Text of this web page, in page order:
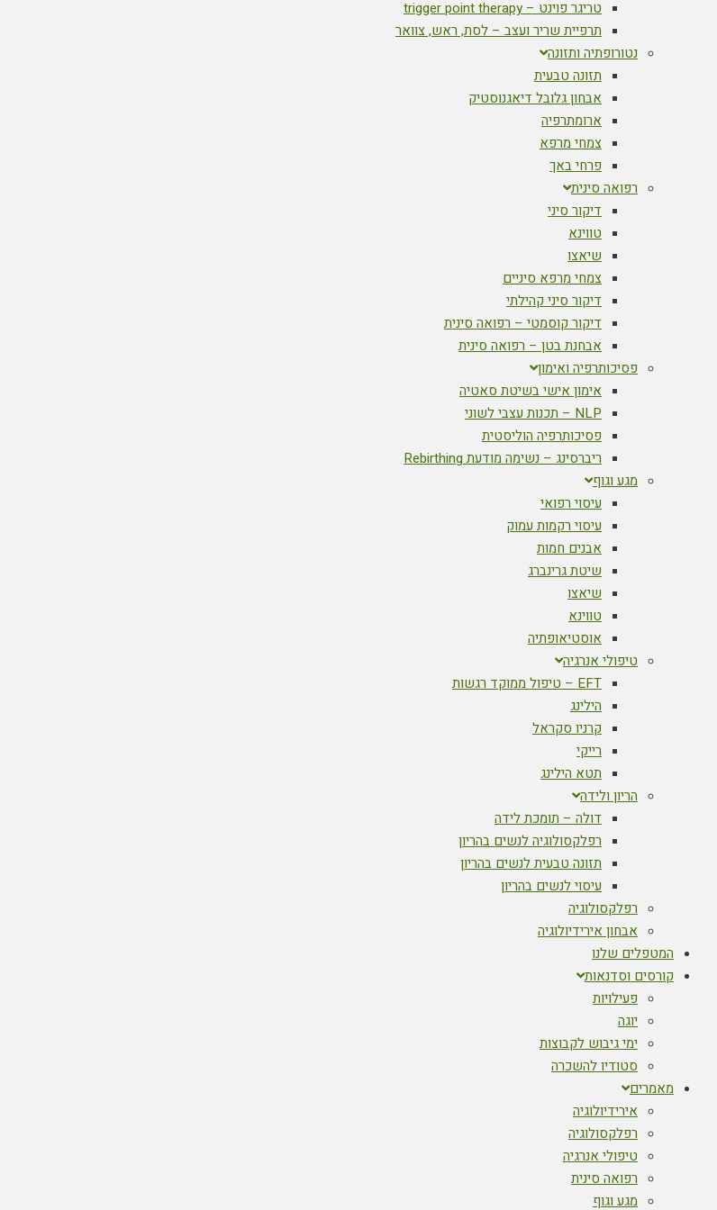
טריגר פוינט – trigger point therapy
תרפיית שריר ועצב – לסת, ראש, צוואר
נטורופתיה ותזונה
תזונה טבעית
אבחון גלובל דיאגנוסטיק
ארומתרפיה
צמחי מרפא
פרחי באך
רפואה סינית
דיקור סיני
טווינא
שיאצו
צמחי מרפא סיניים
דיקור סיני קהילתי
דיקור קוסמטי – רפואה סינית
אבחנת בטן – רפואה סינית
פסיכותרפיה ואימון
אימון אישי בשיטת סאטיה
NLP – תכנות עצבי לשוני
פסיכותרפיה הוליסטית
ריברסינג – נשימה מודעת Rebirthing
מגע וגוף
עיסוי רפואי
עיסוי רקמות עמוק
אבנים חמות
שיטת גרינברג
שיאצו
טווינא
אוסטיאופתיה
טיפולי אנרגיה
EFT – טיפול ממוקד רגשות
הילינג
קרניו סקראל
רייקי
תטא הילינג
הריון ולידה
דולה – תומכת לידה
רפלקסולוגיה לנשים בהריון
תזונה טבעית לנשים בהריון
עיסוי לנשים בהריון
רפלקסולוגיה
אבחון אירידיולוגיה
המטפלים שלנו
קורסים וסדנאות
פעילויות
יוגה
ימי גיבוש לקבוצות
סטודיו להשכרה
מאמרים
אירידיולוגיה
רפלקסולוגיה
טיפולי אנרגיה
רפואה סינית
מגע וגוף